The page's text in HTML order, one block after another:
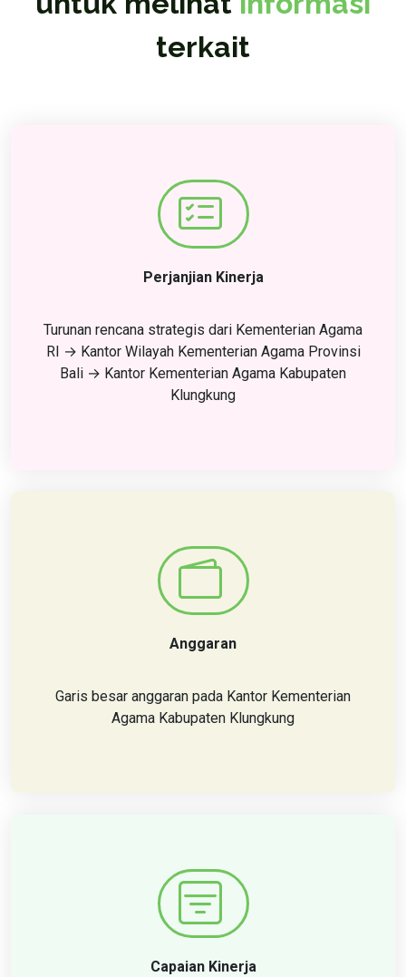
terkait
Perjanjian Kinerja
Turunan rencana strategis dari Kementerian Agama
RI → Kantor Wilayah Kementerian Agama Provinsi
Bali → Kantor Kementerian Agama Kabupaten
Klungkung
Anggaran
Garis besar anggaran pada Kantor Kementerian
Agama Kabupaten Klungkung
Capaian Kinerja